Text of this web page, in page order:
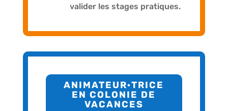
valider les stages pratiques.
ANIMATEUR·TRICE
EN COLONIE DE
VACANCES